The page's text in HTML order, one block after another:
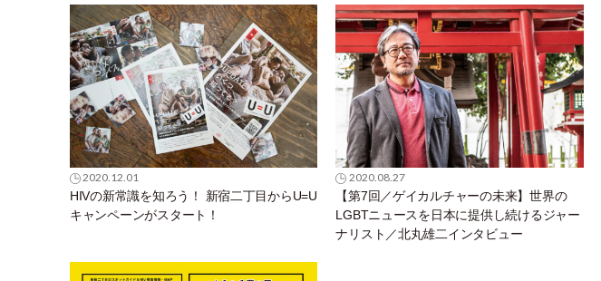
2020.12.01
HIVの新常識を知ろう！ 新宿二丁目からU=U
キャンペーンがスタート！
2020.08.27
【第7回／ゲイカルチャーの未来】世界の
LGBTニュースを日本に提供し続けるジャー
ナリスト／北丸雄二インタビュー